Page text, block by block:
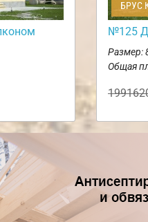
БРУС
№125
Размер:
Общая